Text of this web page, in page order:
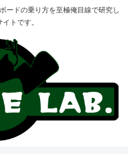
ードの乗り方を至極俺目線で研究し
トです。